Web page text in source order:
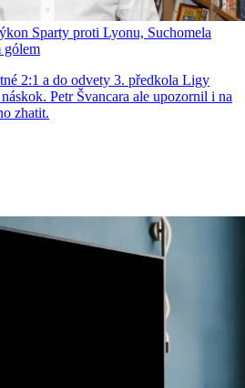
Sparty proti Lyonu, Suchomela
gólem
2:1 a do odvety 3. předkola Ligy
Petr Švancara ale upozornil i na
zhatit.